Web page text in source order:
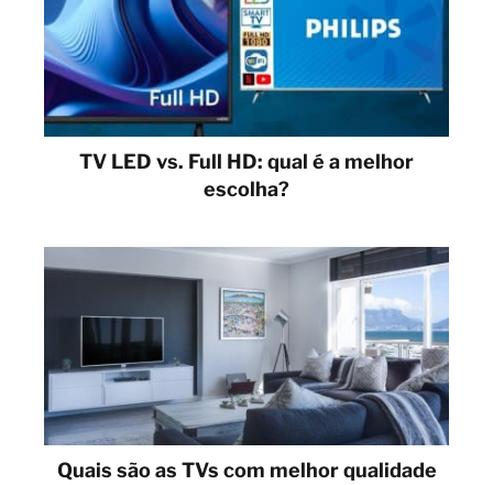
TV LED vs. Full HD: qual é a melhor
escolha?
Quais são as TVs com melhor qualidade